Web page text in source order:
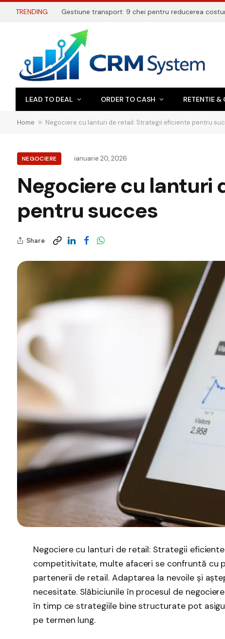
TRENDING
LEAD TO DEAL ORDER TO CASH RETENTIE &
Home » Negociere cu lanturi de retail: Strategii eficiente pentru
NEGOCIERE ianuarie 20, 2026
Negociere cu lanturi
pentru succes
Share
Negociere cu lanturi de retail: Strategii
competitivitate, multe afaceri se confruntă cu
partenerii de retail. Adaptarea la nevoile și
necesitate. Slăbiciunile în procesul de
în timp ce strategiile bine structurate pot
pe termen lung.